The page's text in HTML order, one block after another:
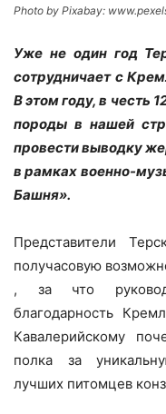
Photo by Pixabay:
Уже не один год
сотрудничает с
В этом году, в честь
породы в нашей
провести выводку
в рамках военно-
Башня».
Представители
получасовую
, за что
благодарность
Кавалерийскому
полка за
лучших питомцев